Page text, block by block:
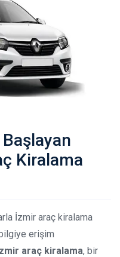
Kiralama
İzmir araç kiralama
erişim
araç kiralama, bir